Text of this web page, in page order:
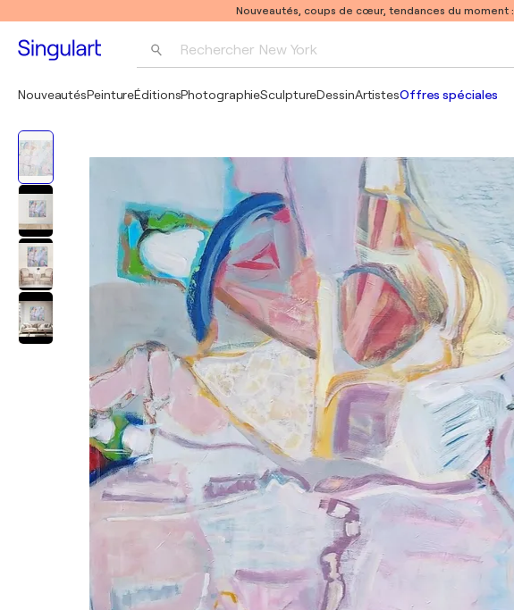
Nouveautés, coups de cœur, tendances du moment :
Rechercher New York
Pablo Picasso
NouveautésPeintureÉditionsPhotographieSculptureDessinArtistesOffres spéciales